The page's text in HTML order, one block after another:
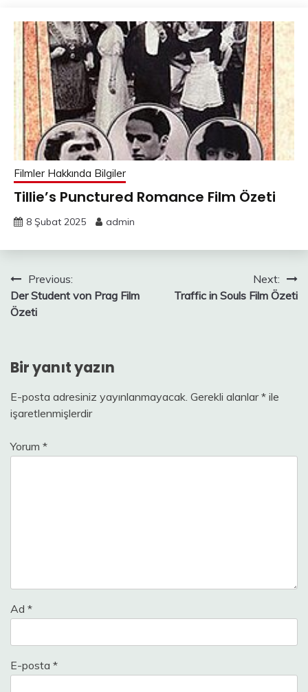
Filmler Hakkında Bilgiler
Tillie’s Punctured Romance Film Özeti
8 Şubat 2025 admin
Yazı
gezinmesi
Previous:
Der Student von Prag Film
Özeti
Next:
Traffic in Souls Film Özeti
Bir yanıt yazın
E-posta adresiniz yayınlanmayacak. Gerekli alanlar* ile
işaretlenmişlerdir
Yorum *
Ad *
E-posta *